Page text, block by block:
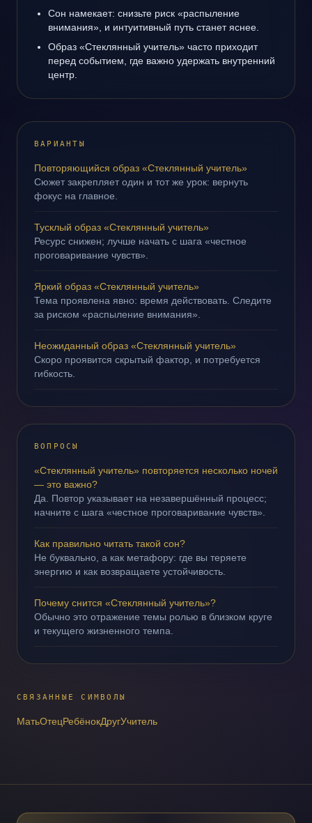
Сон намекает: снизьте риск «распыление
внимания», и интуитивный путь станет яснее.
Образ «Стеклянный учитель» часто приходит
перед событием, где важно удержать внутренний
центр.
ВАРИАНТЫ
Повторяющийся образ «Стеклянный учитель»
Сюжет закрепляет один и тот же урок: вернуть
фокус на главное.
Тусклый образ «Стеклянный учитель»
Ресурс снижен; лучше начать с шага «честное
проговаривание чувств».
Яркий образ «Стеклянный учитель»
Тема проявлена явно: время действовать. Следите
за риском «распыление внимания».
Неожиданный образ «Стеклянный учитель»
Скоро проявится скрытый фактор, и потребуется
гибкость.
ВОПРОСЫ
«Стеклянный учитель» повторяется несколько ночей
— это важно?
Да. Повтор указывает на незавершённый процесс;
начните с шага «честное проговаривание чувств».
Как правильно читать такой сон?
Не буквально, а как метафору: где вы теряете
энергию и как возвращаете устойчивость.
Почему снится «Стеклянный учитель»?
Обычно это отражение темы ролью в близком круге
и текущего жизненного темпа.
СВЯЗАННЫЕ СИМВОЛЫ
МатьОтецРебёнокДругУчитель